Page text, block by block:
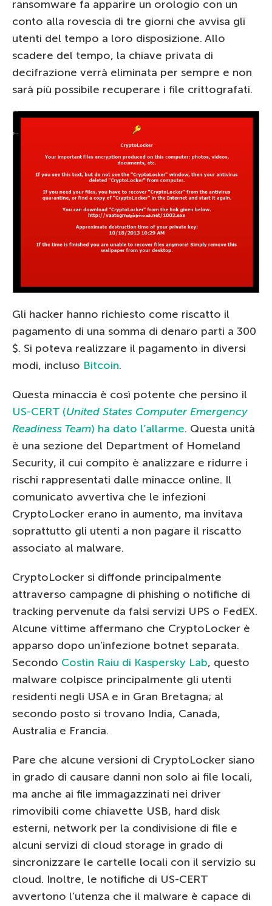
ransomware fa apparire un orologio con un
conto alla rovescia di tre giorni che avvisa gli
utenti del tempo a loro disposizione. Allo
scadere del tempo, la chiave privata di
decifrazione verrà eliminata per sempre e non
sarà più possibile recuperare i file crittografati.
Gli hacker hanno richiesto come riscatto il
pagamento di una somma di denaro parti a 300
$. Si poteva realizzare il pagamento in diversi
modi, incluso Bitcoin.
Questa minaccia è così potente che persino il
US-CERT (United States Computer Emergency
Readiness Team) ha dato l’allarme. Questa unità
è una sezione del Department of Homeland
Security, il cui compito è analizzare e ridurre i
rischi rappresentati dalle minacce online. Il
comunicato avvertiva che le infezioni
CryptoLocker erano in aumento, ma invitava
soprattutto gli utenti a non pagare il riscatto
associato al malware.
CryptoLocker si diffonde principalmente
attraverso campagne di phishing o notifiche di
tracking pervenute da falsi servizi UPS o FedEX.
Alcune vittime affermano che CryptoLocker è
apparso dopo un’infezione botnet separata.
Secondo Costin Raiu di Kaspersky Lab, questo
malware colpisce principalmente gli utenti
residenti negli USA e in Gran Bretagna; al
secondo posto si trovano India, Canada,
Australia e Francia.
Pare che alcune versioni di CryptoLocker siano
in grado di causare danni non solo ai file locali,
ma anche ai file immagazzinati nei driver
rimovibili come chiavette USB, hard disk
esterni, network per la condivisione di file e
alcuni servizi di cloud storage in grado di
sincronizzare le cartelle locali con il servizio su
cloud. Inoltre, le notifiche di US-CERT
avvertono l’utenza che il malware è capace di